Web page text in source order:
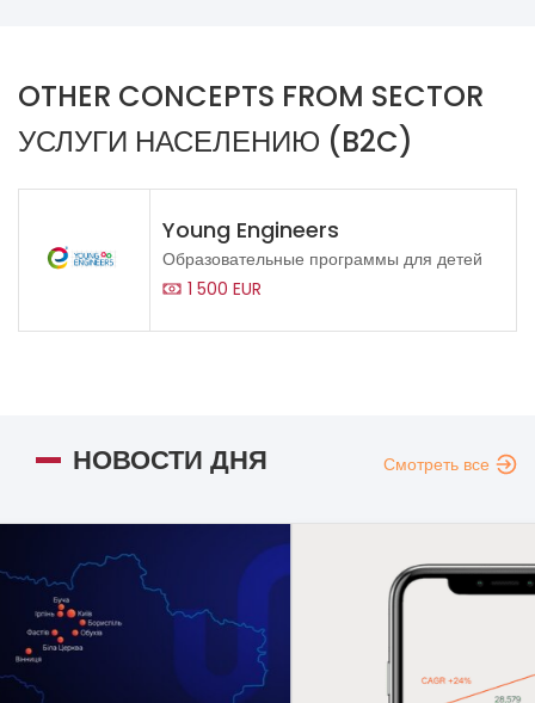
OTHER CONCEPTS FROM SECTOR
УСЛУГИ НАСЕЛЕНИЮ (B2C)
Young Engineers
Образовательные программы для детей
1 500 EUR
НОВОСТИ ДНЯ Смотреть все